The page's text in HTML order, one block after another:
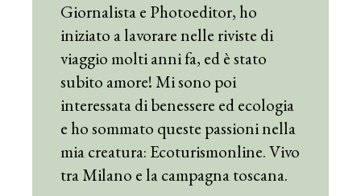
Giornalista e Photoeditor, ho
iniziato a lavorare nelle riviste di
viaggio molti anni fa, ed è stato
subito amore! Mi sono poi
interessata di benessere ed ecologia
e ho sommato queste passioni nella
mia creatura: Ecoturismonline. Vivo
tra Milano e la campagna toscana.